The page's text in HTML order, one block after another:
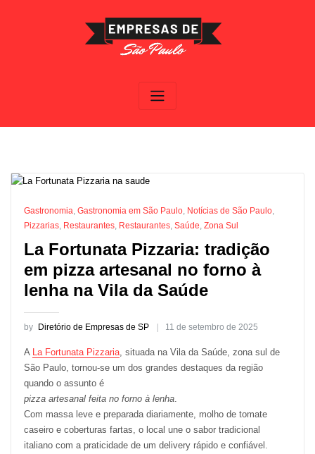
Gastronomia Gastronomia em São Paulo, Notícias de São Paulo,
Pizzarias, Restaurantes, Restaurantes, Saúde Zona Sul
La Fortunata Pizzaria: tradição
em pizza artesanal no forno à
lenha na Vila da Saúde
by Diretório de Empresas de SP 11 de setembro de 2025
A La Fortunata Pizzaria, situada na Vila da Saúde, zona sul de
São Paulo, tornou-se um dos grandes destaques da região
quando o assunto é
pizza artesanal feita no forno à lenha.
Com massa leve e preparada diariamente, molho de tomate
caseiro e coberturas fartas, o local une o sabor tradicional
italiano com a praticidade de um delivery rápido e confiável.